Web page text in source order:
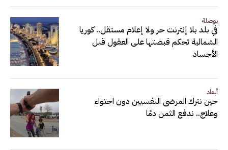
بوصلة
في بلد بلا إنترنت حر ولا إعلام مستقل.. كوريا
الشمالية تحكم قبضتها على العقول قبل
الأجساد
أبعاد
حين نترك المرضى النفسيين دون احتواء
وعلاج.. ندفع الثمن دمًا